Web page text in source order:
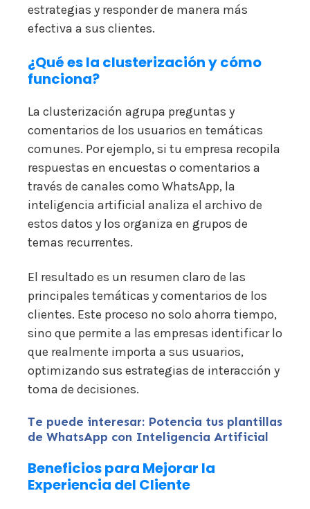
estrategias y responder de manera más
efectiva a sus clientes.
¿Qué es la clusterización y cómo
funciona?
La clusterización agrupa preguntas y
comentarios de los usuarios en temáticas
comunes. Por ejemplo, si tu empresa recopila
respuestas en encuestas o comentarios a
través de canales como WhatsApp, la
inteligencia artificial analiza el archivo de
estos datos y los organiza en grupos de
temas recurrentes.
El resultado es un resumen claro de las
principales temáticas y comentarios de los
clientes. Este proceso no solo ahorra tiempo,
sino que permite a las empresas identificar lo
que realmente importa a sus usuarios,
optimizando sus estrategias de interacción y
toma de decisiones.
Te puede interesar: Potencia tus plantillas
de WhatsApp con Inteligencia Artificial
Beneficios para Mejorar la
Experiencia del Cliente